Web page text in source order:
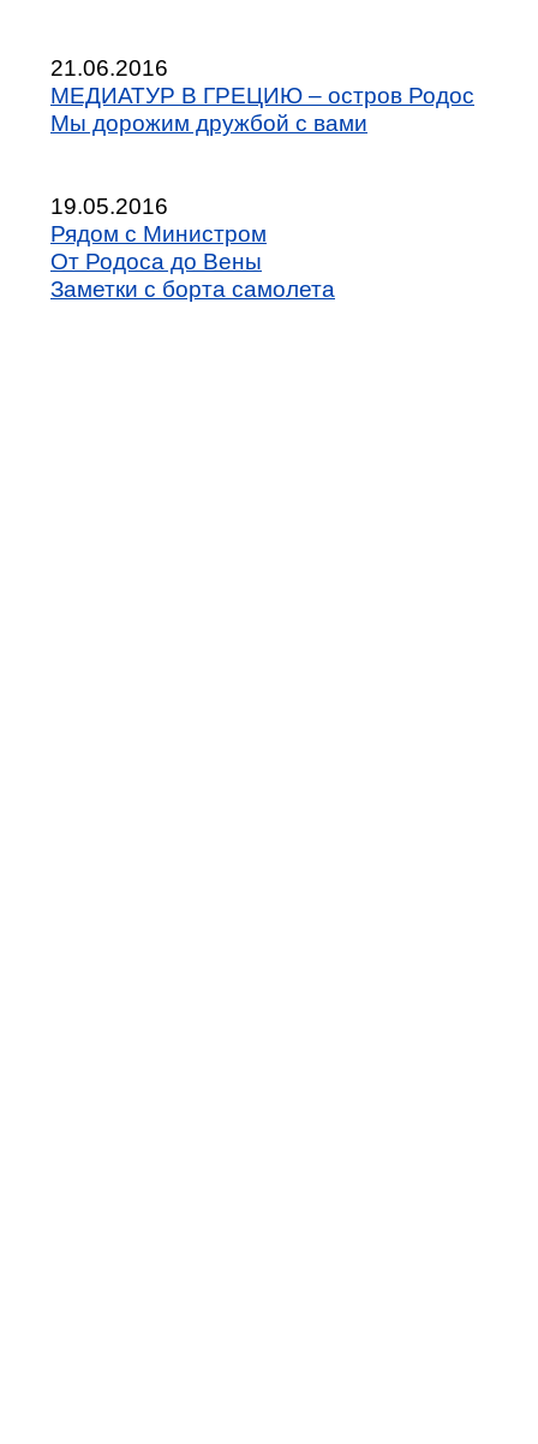
21.06.2016
МЕДИАТУР В ГРЕЦИЮ – остров Родос
Мы дорожим дружбой с вами
19.05.2016
Рядом с Министром
От Родоса до Вены
Заметки с борта самолета